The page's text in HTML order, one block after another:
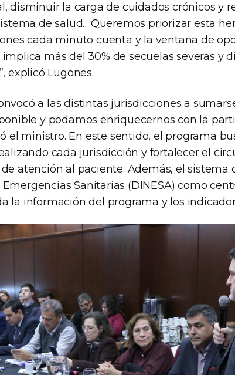
disminuir la carga de cuidados crónicos y
de salud. “Queremos priorizar esta
cada minuto cuenta y la ventana de
más del 30% de secuelas severas y
explicó Lugones.
a las distintas jurisdicciones a
y podamos enriquecernos con la
el ministro. En este sentido, el programa
cada jurisdicción y fortalecer el
atención al paciente. Además, el sistema
Sanitarias (DINESA) como
la información del programa y los